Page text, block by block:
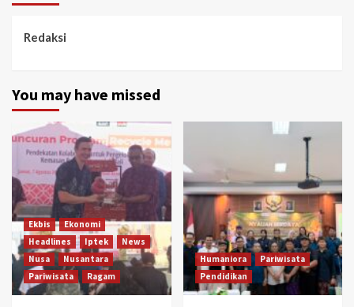
Redaksi
You may have missed
Ekbis
Ekonomi
Headlines
Iptek
News
Nusa
Nusantara
Pariwisata
Ragam
Humaniora
Pariwisata
Pendidikan